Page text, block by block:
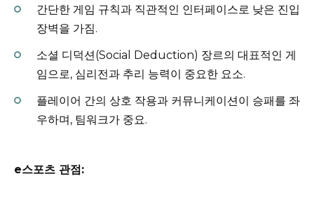
간단한 게임 규칙과 직관적인 인터페이스로 낮은 진입
장벽을 가짐.
소셜 디덕션(Social Deduction) 장르의 대표적인 게
임으로, 심리전과 추리 능력이 중요한 요소.
플레이어 간의 상호 작용과 커뮤니케이션이 승패를 좌
우하며, 팀워크가 중요.
e스포츠 관점: